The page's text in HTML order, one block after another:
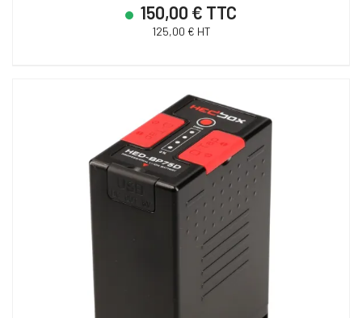
150,00 € TTC
125,00 € HT